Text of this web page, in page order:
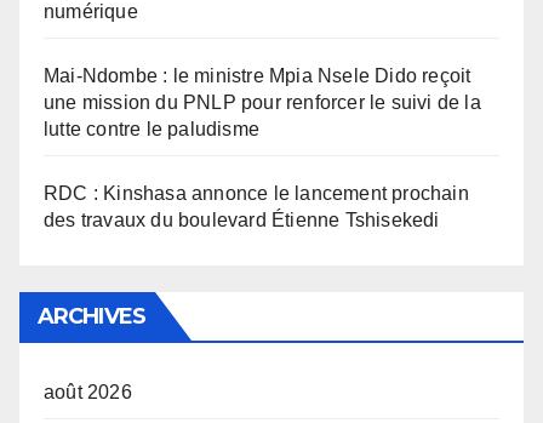
numérique
Mai-Ndombe : le ministre Mpia Nsele Dido reçoit
une mission du PNLP pour renforcer le suivi de la
lutte contre le paludisme
RDC : Kinshasa annonce le lancement prochain
des travaux du boulevard Étienne Tshisekedi
ARCHIVES
août 2026